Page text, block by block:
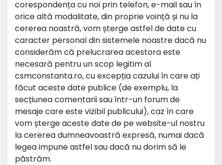
corespondența cu noi prin telefon, e-mail sau în
orice altă modalitate, din proprie voință și nu la
cererea noastră, vom șterge astfel de date cu
caracter personal din sistemele noastre dacă nu
considerăm că prelucrarea acestora este
necesară pentru un scop legitim al
csmconstanta.ro, cu excepția cazului în care ați
făcut aceste date publice (de exemplu, la
secțiunea comentarii sau într-un forum de
mesaje care este vizibil publicului), caz în care
vom șterge aceste date de pe website-ul nostru
la cererea dumneavoastră expresă, numai dacă
legea impune astfel sau dacă nu dorim să le
păstrăm.